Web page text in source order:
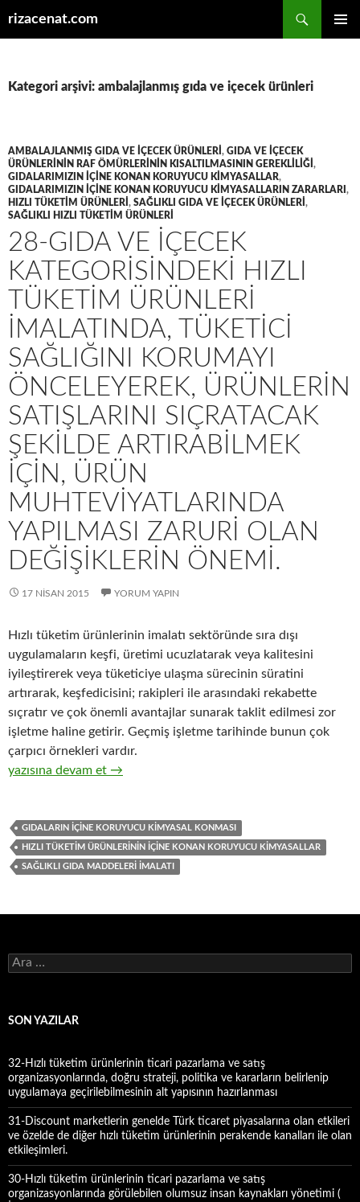
rizacenat.com
Kategori arşivi: ambalajlanmış gıda ve içecek ürünleri
AMBALAJLANMIŞ GIDA VE IÇECEK ÜRÜNLERI , GIDA VE IÇECEK
ÜRÜNLERININ RAF ÖMÜRLERININ KISALTILMASININ GEREKLILIĞI ,
GIDALARIMIZIN IÇINE KONAN KORUYUCU KIMYASALLAR,
GIDALARIMIZIN IÇINE KONAN KORUYUCU KIMYASALLARIN ZARARLARI ,
HIZLI TÜKETIM ÜRÜNLERI , SAĞLIKLI GIDA VE IÇECEK ÜRÜNLERI ,
SAĞLIKLI HIZLI TÜKETIM ÜRÜNLERI
28-GIDA VE IÇECEK
KATEGORISINDEKI HIZLI
TÜKETIM ÜRÜNLERI
IMALATINDA, TÜKETICI
SAĞLIĞINI KORUMAYI
ÖNCELEYEREK, ÜRÜNLERIN
SATIŞLARINI SIÇRATACAK
ŞEKILDE ARTIRABILMEK
IÇIN, ÜRÜN
MUHTEVIYATLARINDA
YAPILMASI ZARURI OLAN
DEĞIŞIKLERIN ÖNEMI.
17 NISAN 2015 YORUM YAPIN
Hızlı tüketim ürünlerinin imalatı sektöründe sıra dışı
uygulamaların keşfi, üretimi ucuzlatarak veya kalitesini
iyileştirerek veya tüketiciye ulaşma sürecinin süratini
artırarak, keşfedicisini; rakipleri ile arasındaki rekabette
sıçratır ve çok önemli avantajlar sunarak taklit edilmesi zor
işletme haline getirir. Geçmiş işletme tarihinde bunun çok
çarpıcı örnekleri vardır.
28-Gıda ve içecek kategorisindeki hızlı tüketim ürünleri
yazısına devam et →
GIDALARIN IÇINE KORUYUCU KIMYASAL KONMASI
HIZLI TÜKETIM ÜRÜNLERININ IÇINE KONAN KORUYUCU KIMYASALLAR
SAĞLIKLI GIDA MADDELERI IMALATI
A
r
a
SON YAZILAR
32-Hızlı tüketim ürünlerinin ticari pazarlama ve satış
organizasyonlarında, doğru strateji, politika ve kararların belirlenip
uygulamaya geçirilebilmesinin alt yapısının hazırlanması
31-Discount marketlerin genelde Türk ticaret piyasalarına olan etkileri
ve özelde de diğer hızlı tüketim ürünlerinin perakende kanalları ile olan
etkileşimleri.
30-Hızlı tüketim ürünlerinin ticari pazarlama ve satış
organizasyonlarında görülebilen olumsuz insan kaynakları yönetimi (